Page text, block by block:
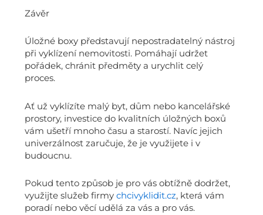
Závěr
Úložné boxy představují nepostradatelný nástroj
při vyklízení nemovitosti. Pomáhají udržet
pořádek, chránit předměty a urychlit celý
proces.
Ať už vyklízíte malý byt, dům nebo kancelářské
prostory, investice do kvalitních úložných boxů
vám ušetří mnoho času a starostí. Navíc jejich
univerzálnost zaručuje, že je využijete i v
budoucnu.
Pokud tento způsob je pro vás obtížně dodržet,
využijte služeb firmychcivyklidit.cz, která vám
poradí nebo věcí udělá za vás a pro vás.